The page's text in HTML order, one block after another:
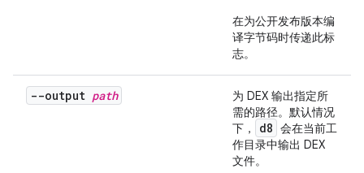
在为公开发布版本编
译字节码时传递此标
志。
--output path
为 DEX 输出指定所
需的路径。默认情况
下，
d8 会在当前工
作目录中输出 DEX
文件。